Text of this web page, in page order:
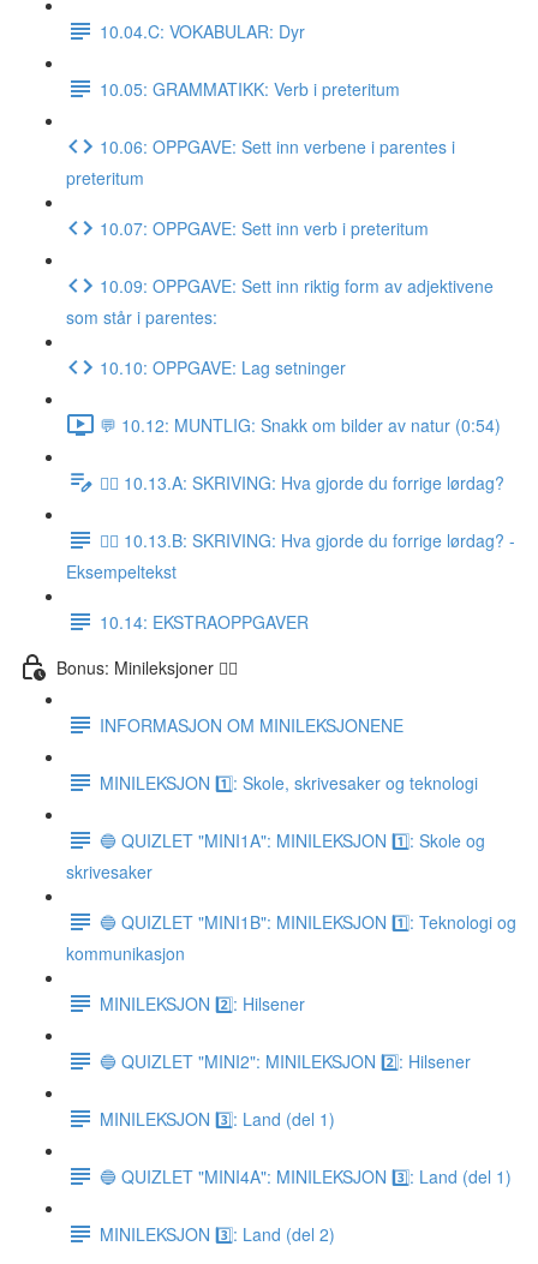
10.04.C: VOKABULAR: Dyr
10.05: GRAMMATIKK: Verb i preteritum
10.06: OPPGAVE: Sett inn verbene i parentes i
preteritum
10.07: OPPGAVE: Sett inn verb i preteritum
10.09: OPPGAVE: Sett inn riktig form av adjektivene
som står i parentes:
10.10: OPPGAVE: Lag setninger
💬 10.12: MUNTLIG: Snakk om bilder av natur (0:54)
✍🏼 10.13.A: SKRIVING: Hva gjorde du forrige lørdag?
✍🏼 10.13.B: SKRIVING: Hva gjorde du forrige lørdag? -
Eksempeltekst
10.14: EKSTRAOPPGAVER
Bonus: Minileksjoner 👌🏻
INFORMASJON OM MINILEKSJONENE
MINILEKSJON 1️⃣: Skole, skrivesaker og teknologi
🔵 QUIZLET "MINI1A": MINILEKSJON 1️⃣: Skole og
skrivesaker
🔵 QUIZLET "MINI1B": MINILEKSJON 1️⃣: Teknologi og
kommunikasjon
MINILEKSJON 2️⃣: Hilsener
🔵 QUIZLET "MINI2": MINILEKSJON 2️⃣: Hilsener
MINILEKSJON 3️⃣: Land (del 1)
🔵 QUIZLET "MINI4A": MINILEKSJON 3️⃣: Land (del 1)
MINILEKSJON 3️⃣: Land (del 2)